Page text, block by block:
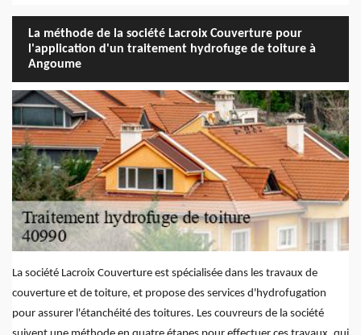
La méthode de la société Lacroix Couverture pour
l'application d'un traitement hydrofuge de toiture à
Angoume
La société Lacroix Couverture est spécialisée dans les travaux de
couverture et de toiture, et propose des services d'hydrofugation
pour assurer l'étanchéité des toitures. Les couvreurs de la société